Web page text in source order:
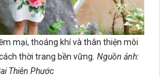
mại, thoáng khí và thân thiện môi
thời trang bền vững . Nguồn ảnh:
Thiên Phước